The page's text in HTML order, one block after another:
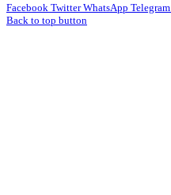
Facebook Twitter WhatsApp Telegram
Back to top button